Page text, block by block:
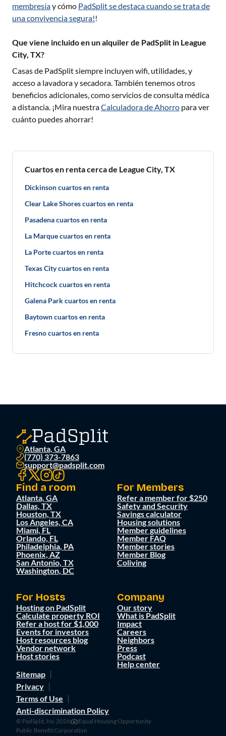
membresíay cómo PadSplit se destaca cuando se trata de
una convivencia segura!!
Que viene incluido en un alquiler de PadSplit in League
City, TX?
Casas de PadSplit siempre incluyen wifi, utilidades, y
acceso a lavadora y secadora. También tenemos otros
beneficios adicionales, como servicios de consulta médica
a distancia. ¡Mira nuestraCalculadora de Ahorro para ver
cuánto puedes ahorrar!
Cuartos en renta cerca de League City, TX
Dickinson cuartos en renta
Clear Lake Shores cuartos en renta
Pasadena cuartos en renta
La Marque cuartos en renta
La Porte cuartos en renta
Texas City cuartos en renta
Hitchcock cuartos en renta
Galena Park cuartos en renta
Baytown cuartos en renta
Fresno cuartos en renta
Atlanta, GA
(770) 373-7863
support@padsplit.com
Find a room
Atlanta, GA
Dallas, TX
Houston, TX
Los Angeles, CA
Miami, FL
Orlando, FL
Philadelphia, PA
Phoenix, AZ
San Antonio, TX
Washington, DC
For Members
Refer a member for $250
Safety and Security
Savings calculator
Housing solutions
Member guidelines
Member FAQ
Member stories
Member Blog
Coliving
For Hosts
Hosting on PadSplit
Calculate property ROI
Refer a host for $1,000
Events for investors
Host resources blog
Vendor network
Host stories
Company
Our story
What is PadSplit
Impact
Careers
Neighbors
Press
Podcast
Help center
Sitemap
Privacy
Terms of Use
Anti-discrimination Policy
© PadSplit, Inc 2026
Equal Housing Opportunity
Public Benefit Corporation